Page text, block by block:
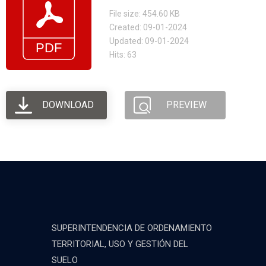
File size: 454.60 KB
Created: 09-01-2024
Updated: 09-01-2024
Hits: 63
DOWNLOAD PREVIEW
SUPERINTENDENCIA DE ORDENAMIENTO
TERRITORIAL, USO Y GESTIÓN DEL
SUELO